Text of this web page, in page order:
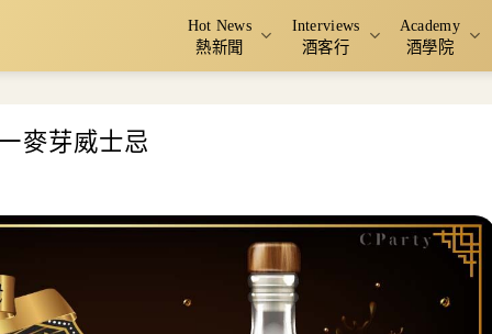
Hot News
熱新聞
Interviews
酒客行
Academy
酒學院
麥芽威士忌